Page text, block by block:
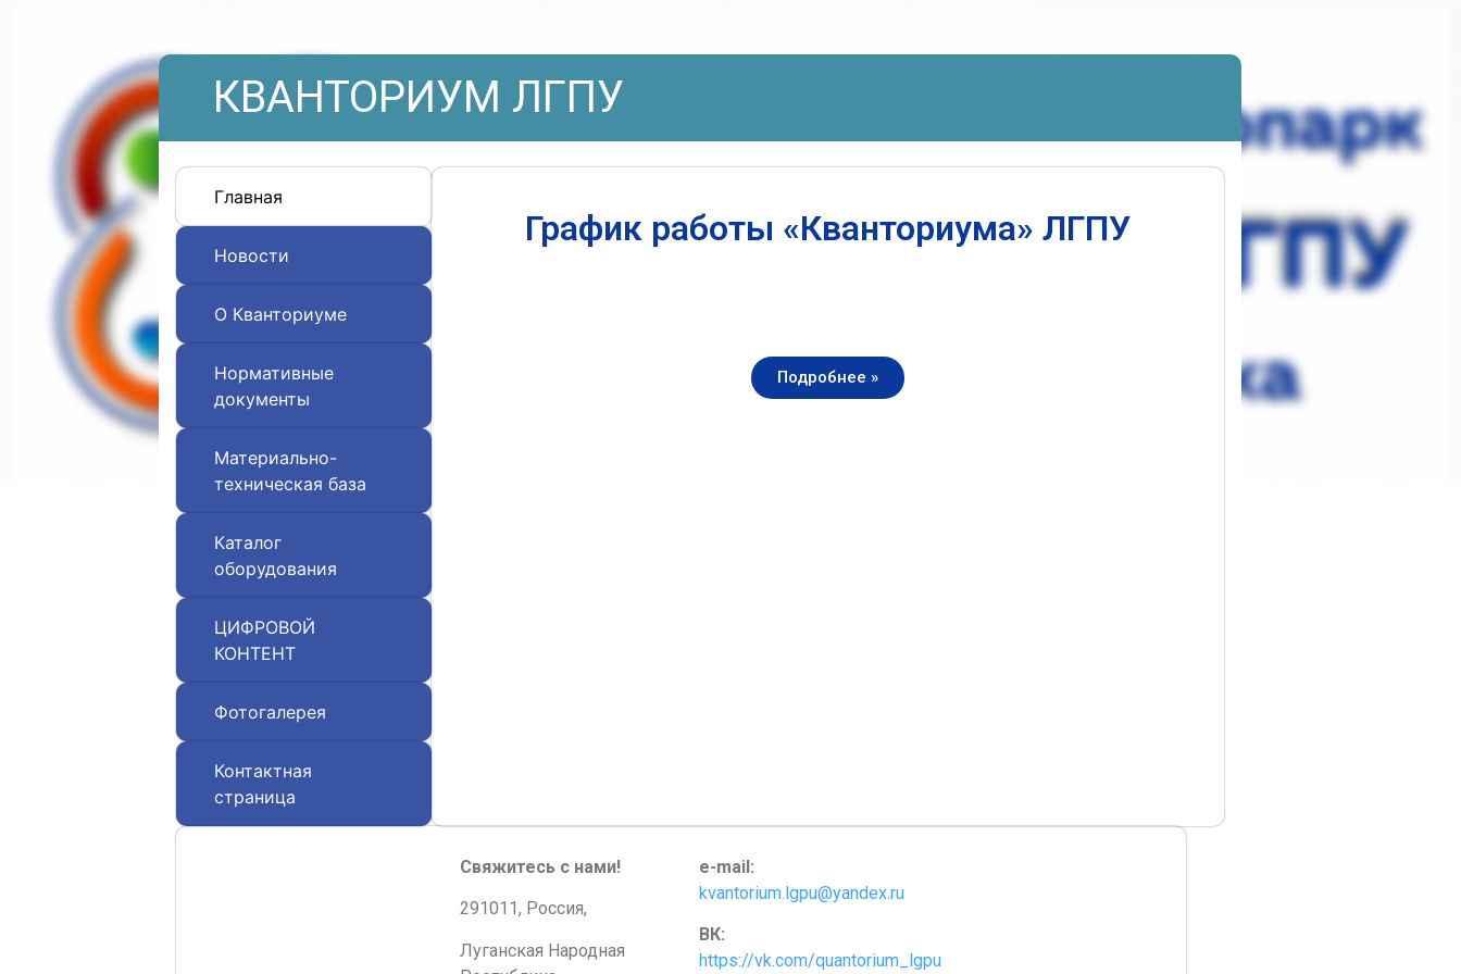
КВАНТОРИУМ ЛГПУ
Главная
Новости
О Кванториуме
Нормативные
документы
Материально-
техническая база
Каталог
оборудования
ЦИФРОВОЙ
КОНТЕНТ
Фотогалерея
Контактная
страница
График работы «Кванториума» ЛГПУ
Подробнее »
Свяжитесь с нами!
291011, Россия,
Луганская Народная
e-mail:
kvantorium.lgpu@yandex.ru
ВК:
https://vk.com/quantorium_lgpu